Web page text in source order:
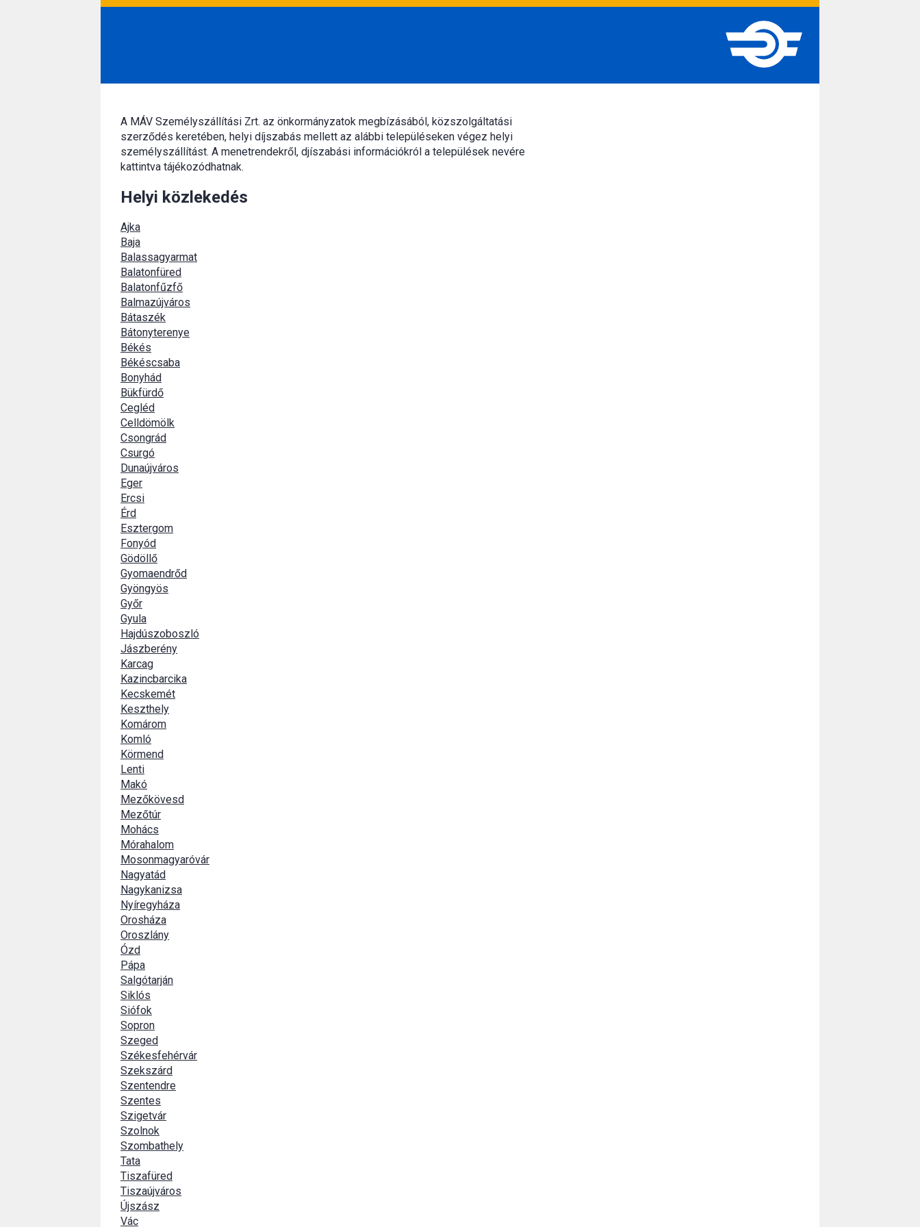
A MÁV Személyszállítási Zrt. az önkormányzatok megbízásából, közszolgáltatási
szerződés keretében, helyi díjszabás mellett az alábbi településeken végez helyi
személyszállítást. A menetrendekről, djíszabási információkról a települések nevére
kattintva tájékozódhatnak.
Helyi közlekedés
Ajka
Baja
Balassagyarmat
Balatonfüred
Balatonfűzfő
Balmazújváros
Bátaszék
Bátonyterenye
Békés
Békéscsaba
Bonyhád
Bükfürdő
Cegléd
Celldömölk
Csongrád
Csurgó
Dunaújváros
Eger
Ercsi
Érd
Esztergom
Fonyód
Gödöllő
Gyomaendrőd
Gyöngyös
Győr
Gyula
Hajdúszoboszló
Jászberény
Karcag
Kazincbarcika
Kecskemét
Keszthely
Komárom
Komló
Körmend
Lenti
Makó
Mezőkövesd
Mezőtúr
Mohács
Mórahalom
Mosonmagyaróvár
Nagyatád
Nagykanizsa
Nyíregyháza
Orosháza
Oroszlány
Ózd
Pápa
Salgótarján
Siklós
Siófok
Sopron
Szeged
Székesfehérvár
Szekszárd
Szentendre
Szentes
Szigetvár
Szolnok
Szombathely
Tata
Tiszafüred
Tiszaújváros
Újszász
Vác